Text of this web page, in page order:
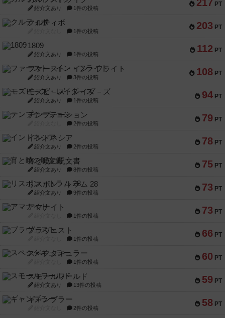
217 PT
紹介文あり 1件の投稿
203 PT
クルティボ
1件の投稿
112 PT
1809
紹介文あり 1件の投稿
108 PT
ファースト・イン・フライト
紹介文あり 3件の投稿
94 PT
モズビ－ズ・レイダ－ズ
紹介文あり 1件の投稿
79 PT
テンプテーション
2件の投稿
78 PT
インドネシア
紹介文あり 2件の投稿
75 PT
宵と暁の呪文書
紹介文あり 8件の投稿
73 PT
リスボン・トラム 28
紹介文あり 9件の投稿
73 PT
アマナイト
1件の投稿
66 PT
ブラヴェスト
1件の投稿
60 PT
スペクタキュラー
1件の投稿
59 PT
スモールワールド
紹介文あり 13件の投稿
58 PT
ギャンブラー
2件の投稿